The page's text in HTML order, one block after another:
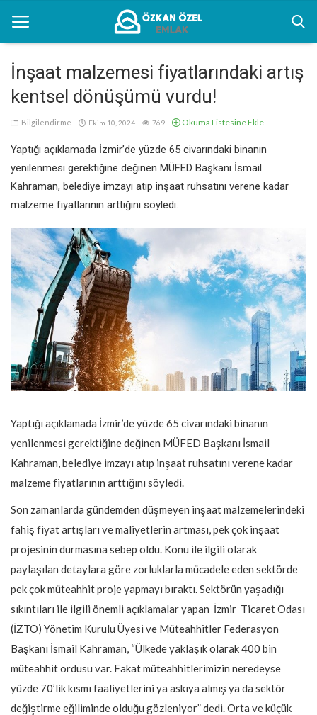
Anasayfa
Kentsel Dönüşüm Alanları
Sektörel Bilgiler
Bilgilendirme
Türkçe
İnşaat malzemesi fiyatlarındaki artış
kentsel dönüşümü vurdu!
Bilgilendirme Ekim 10, 2024 769 Okuma Listesine Ekle
Yaptığı açıklamada İzmir’de yüzde 65 civarındaki binanın
yenilenmesi gerektiğine değinen MÜFED Başkanı İsmail
Kahraman, belediye imzayı atıp inşaat ruhsatını verene kadar
malzeme fiyatlarının arttığını söyledi.
Yaptığı açıklamada İzmir’de yüzde 65 civarındaki binanın
yenilenmesi gerektiğine değinen MÜFED Başkanı İsmail
Kahraman, belediye imzayı atıp inşaat ruhsatını verene kadar
malzeme fiyatlarının arttığını söyledi.
Son zamanlarda gündemden düşmeyen inşaat malzemelerindeki
fahiş fiyat artışları ve maliyetlerin artması, pek çok inşaat
projesinin durmasına sebep oldu. Konu ile ilgili olarak
paylaşılan detaylara göre zorluklarla mücadele eden sektörde
pek çok müteahhit proje yapmayı bıraktı. Sektörün yaşadığı
sıkıntıları ile ilgili önemli açıklamalar yapan İzmir Ticaret Odası
(İZTO) Yönetim Kurulu Üyesi ve Müteahhitler Federasyon
Başkanı İsmail Kahraman, “Ülkede yaklaşık olarak 400 bin
müteahhit ordusu var. Fakat müteahhitlerimizin neredeyse
yüzde 70’lik kısmı faaliyetlerini ya askıya almış ya da sektör
değiştirme eğiliminde olduğu gözleniyor” dedi. Orta ve küçük